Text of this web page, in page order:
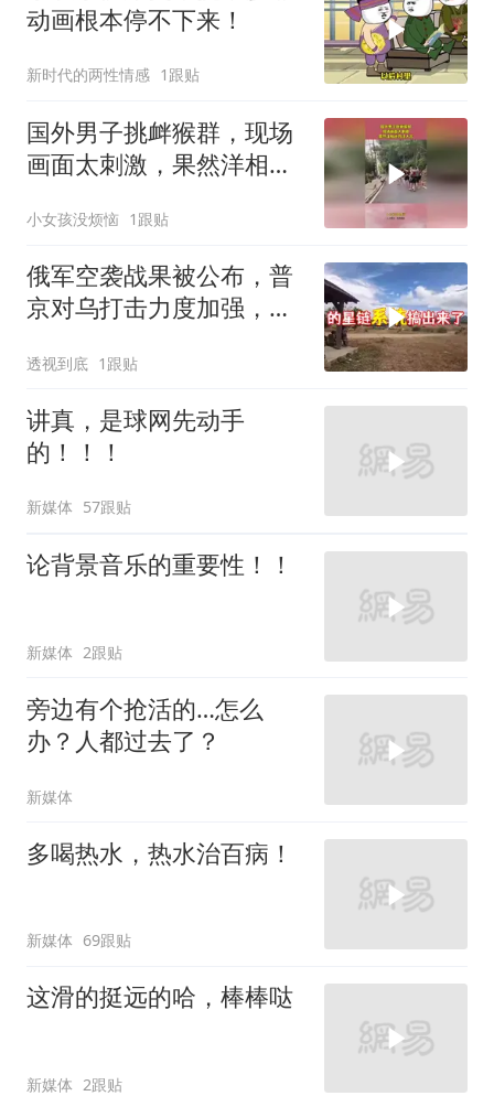
动画根本停不下来！
新时代的两性情感 1跟贴
国外男子挑衅猴群，现场
画面太刺激，果然洋相还
小女孩没烦恼 1跟贴
俄军空袭战果被公布，普
京对乌打击力度加强，泽
透视到底 1跟贴
讲真，是球网先动手
的！！！
新媒体 57跟贴
论背景音乐的重要性！！
新媒体 2跟贴
旁边有个抢活的…怎么
办？人都过去了？
新媒体
多喝热水，热水治百病！
新媒体 69跟贴
这滑的挺远的哈，棒棒哒
新媒体 2跟贴